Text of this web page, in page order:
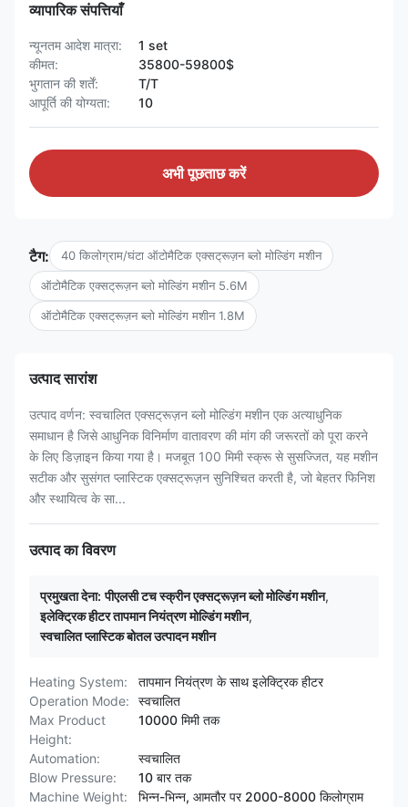
व्यापारिक संपत्तियाँ
न्यूनतम आदेश मात्रा:
1 set
कीमत:
35800-59800$
भुगतान की शर्तें:
T/T
आपूर्ति की योग्यता:
10
अभी पूछताछ करें
टैग: 40 किलोग्राम/घंटा ऑटोमैटिक एक्सट्रूज़न ब्लो मोल्डिंग मशीन
ऑटोमैटिक एक्सट्रूज़न ब्लो मोल्डिंग मशीन 5.6M
ऑटोमैटिक एक्सट्रूज़न ब्लो मोल्डिंग मशीन 1.8M
उत्पाद सारांश
उत्पाद वर्णन: स्वचालित एक्सट्रूज़न ब्लो मोल्डिंग मशीन एक अत्याधुनिक
समाधान है जिसे आधुनिक विनिर्माण वातावरण की मांग की जरूरतों को पूरा करने
के लिए डिज़ाइन किया गया है। मजबूत 100 मिमी स्क्रू से सुसज्जित, यह मशीन
सटीक और सुसंगत प्लास्टिक एक्सट्रूज़न सुनिश्चित करती है, जो बेहतर फिनिश
और स्थायित्व के सा...
उत्पाद का विवरण
प्रमुखता देना: पीएलसी टच स्क्रीन एक्सट्रूज़न ब्लो मोल्डिंग मशीन,
इलेक्ट्रिक हीटर तापमान नियंत्रण मोल्डिंग मशीन,
स्वचालित प्लास्टिक बोतल उत्पादन मशीन
Heating System:
तापमान नियंत्रण के साथ इलेक्ट्रिक हीटर
Operation Mode:
स्वचालित
Max Product
Height:
10000 मिमी तक
Automation:
स्वचालित
Blow Pressure:
10 बार तक
Machine Weight:
भिन्न-भिन्न, आमतौर पर 2000-8000 किलोग्राम